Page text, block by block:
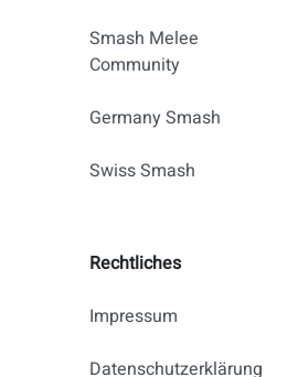
Smash Melee
Community
Germany Smash
Swiss Smash
Rechtliches
Impressum
Datenschutzerklärung